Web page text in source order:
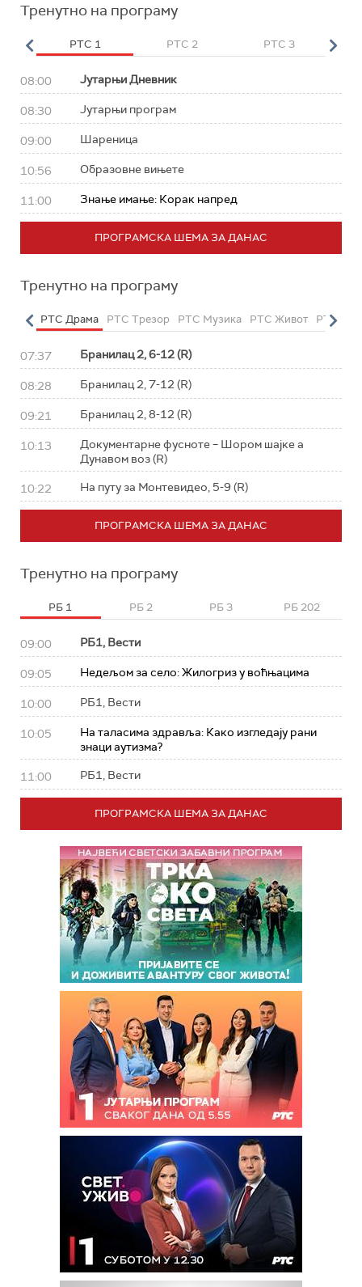
Тренутно на програму
РТС 1 РТС 2 РТС 3
08:00 Јутарњи Дневник
08:30 Јутарњи програм
09:00 Шареница
10:56 Образовне вињете
11:00 Знање имање: Корак напред
ПРОГРАМСКА ШЕМА ЗА ДАНАС
Тренутно на програму
РТС Драма РТС Трезор РТС Музика РТС Живот РТС
07:37 Бранилац 2, 6-12 (R)
08:28 Бранилац 2, 7-12 (R)
09:21 Бранилац 2, 8-12 (R)
10:13
Документарне фусноте – Шором шајке а
Дунавом воз (R)
10:22 На путу за Монтевидео, 5-9 (R)
ПРОГРАМСКА ШЕМА ЗА ДАНАС
Тренутно на програму
РБ 1 РБ 2 РБ 3 РБ 202
09:00 РБ1, Вести
09:05 Недељом за село: Жилогриз у воћњацима
10:00 РБ1, Вести
10:05
На таласима здравља: Како изгледају рани
знаци аутизма?
11:00 РБ1, Вести
ПРОГРАМСКА ШЕМА ЗА ДАНАС